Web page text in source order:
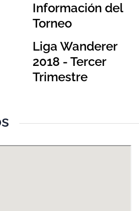
Información del
Torneo
Liga Wanderer
2018 - Tercer
Trimestre